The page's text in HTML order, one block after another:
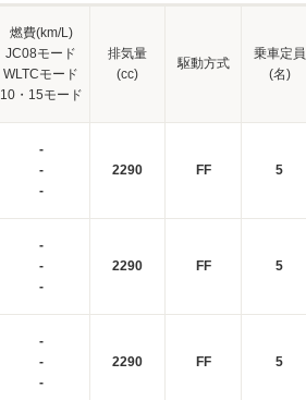
燃費(km/L)
JC08モード
WLTCモード
10・15モード
排気量
(cc)
駆動方式
乗車定員
(名)
-
-
-
2290 FF 5
-
-
-
2290 FF 5
-
-
-
2290 FF 5